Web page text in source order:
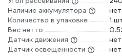
Наличие аккумулятора
нет
Количество в упаковке
1 шт
Вес нетто
Датчик движения
нет
Датчик освещенности
нет